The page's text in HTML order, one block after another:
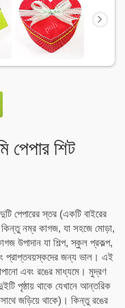
পেপার শিট
পেপারের স্তর (একটি বাইরের
নম্র কাগজ, যা সহজে মোড়া,
উপাদান যা শিল্প, স্কুল প্রকল্প,
প্রাপ্তবয়স্কদের জন্য ভাল। এই
এবং রঙের মাধ্যমে। মুদ্রণ
পৃষ্ঠায় থাকে যেখানে আন্তরিক
জড়িয়ে থাকে)। কিন্তু রঙের